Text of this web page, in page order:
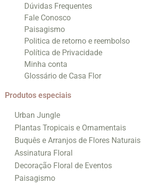
Dúvidas Frequentes
Fale Conosco
Paisagismo
Politica de retorno e reembolso
Política de Privacidade
Minha conta
Glossário de Casa Flor
Produtos especiais
Urban Jungle
Plantas Tropicais e Ornamentais
Buquês e Arranjos de Flores Naturais
Assinatura Floral
Decoração Floral de Eventos
Paisagismo